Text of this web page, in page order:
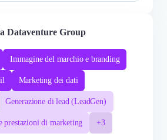
Dataventure Group
Immagine del marchio e branding
Marketing dei dati
Generazione di lead (LeadGen)
prestazioni di marketing +3